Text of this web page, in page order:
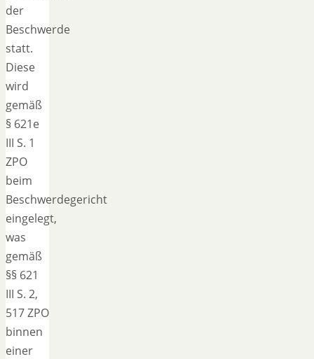
der
Beschwerde
statt.
Diese
wird
gemäß
§ 621e
III S. 1
ZPO
beim
Beschwerdegericht
eingelegt,
was
gemäß
§§ 621
III S. 2,
517 ZPO
binnen
einer